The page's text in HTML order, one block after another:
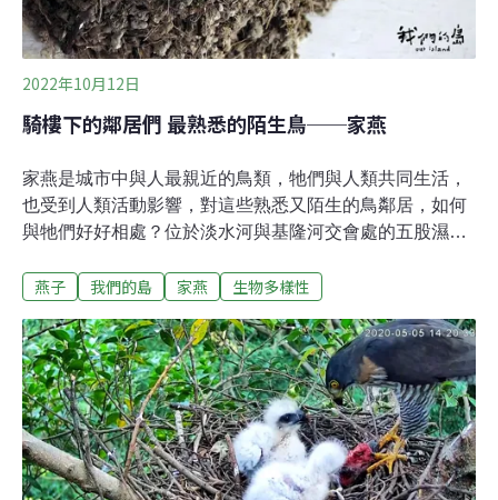
簷，所以吃不了鳥蛋或幼鳥；有人居住的地方，猛禽也不
敢飛來；所以只要人類不傷害鳥巢，屋簷對家燕來說確是
一個五星級的家！家燕，更多人叫牠們「燕子」，但其實
「燕子
2022年10月12日
騎樓下的鄰居們 最熟悉的陌生鳥──家燕
家燕是城市中與人最親近的鳥類，牠們與人類共同生活，
也受到人類活動影響，對這些熟悉又陌生的鳥鄰居，如何
與牠們好好相處？位於淡水河與基隆河交會處的五股濕
協會經常在這裡舉辦生態觀察活動，每年夏末秋初的賞燕
最密集的一處蘆葦叢，隨著暮色降臨，天空中出現密密麻
麻的黑點，成千上萬隻家燕，陸續返回這個可能是北台灣
最大的夜棲地點。荒野保護協會解說員羅經國對賞燕民眾
解說：「俗話說『倦鳥歸巢』，其實家燕只有在育雛時，
才會在巢裡過夜。」騎樓下的鄰居們家燕是夏候鳥，每年
春天會從印尼、菲律賓等地來台灣繁衍下一代，在舊式騎
燕子 我們的島 家燕 生物多樣性